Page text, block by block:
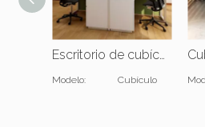
Escritorio de cubículo de oficina para 2 personas
Modelo: Cubículo